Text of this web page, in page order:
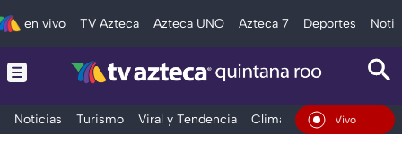
en vivo TV Azteca Azteca UNO Azteca 7 Deportes
Noticias Turismo Viral y Tendencia Clima Tráfico
En Vivo